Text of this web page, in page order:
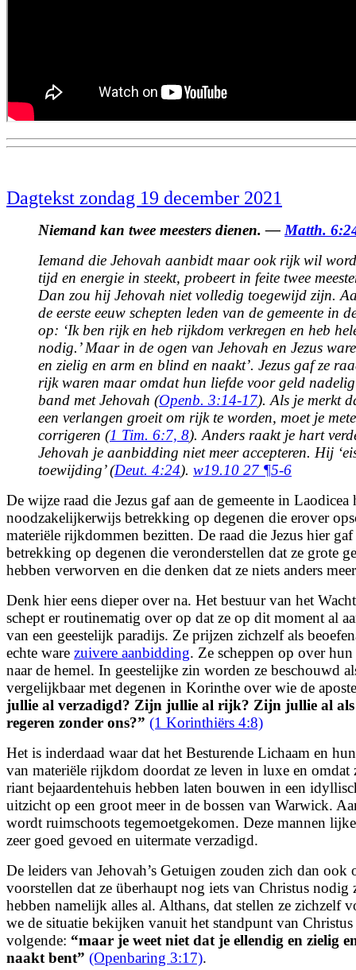
Dagtekst zondag 19 december 2021
Niemand kan twee meesters dienen. — Matth.
Iemand die Jehovah aanbidt maar ook rijk wil
tijd en energie in steekt, probeert in feite twee
Dan zou hij Jehovah niet volledig toegewijd zijn.
de eerste eeuw schepten leden van de gemeente in
op: ‘Ik ben rijk en heb rijkdom verkregen en heb
nodig.’ Maar in de ogen van Jehovah en Jezus
en zielig en arm en blind en naakt’. Jezus gaf ze
rijk waren maar omdat hun liefde voor geld
band met Jehovah (Openb. 3:14-17). Als je merkt
een verlangen groeit om rijk te worden, moet je
corrigeren (1 Tim. 6:7, 8). Anders raakt je hart
Jehovah je aanbidding niet meer accepteren. Hij
toewijding’ (Deut. 4:24). w19.10 27 ¶5-6
De wijze raad die Jezus gaf aan de gemeente in Laodicea
noodzakelijkerwijs betrekking op degenen die erover
materiële rijkdommen bezitten. De raad die Jezus hier
betrekking op degenen die veronderstellen dat ze grote
hebben verworven en die denken dat ze niets anders
Denk hier eens dieper over na. Het bestuur van het
schept er routinematig over op dat ze op dit moment al
van een geestelijk paradijs. Ze prijzen zichzelf als
echte ware zuivere aanbidding. Ze scheppen op over hun
naar de hemel. In geestelijke zin worden ze beschouwd
vergelijkbaar met degenen in Korinthe over wie de
jullie al verzadigd? Zijn jullie al rijk? Zijn jullie al als
regeren zonder ons?” (1 Korinthiërs 4:8)
Het is inderdaad waar dat het Besturende Lichaam en
van materiële rijkdom doordat ze leven in luxe en omdat
riant bejaardentehuis hebben laten bouwen in een
uitzicht op een groot meer in de bossen van Warwick.
wordt ruimschoots tegemoetgekomen. Deze mannen
zeer goed gevoed en uitermate verzadigd.
De leiders van Jehovah’s Getuigen zouden zich dan
voorstellen dat ze überhaupt nog iets van Christus nodig
hebben namelijk alles al. Althans, dat stellen ze zichzelf
we de situatie bekijken vanuit het standpunt van
volgende: “maar je weet niet dat je ellendig en zielig
naakt bent” (Openbaring 3:17).